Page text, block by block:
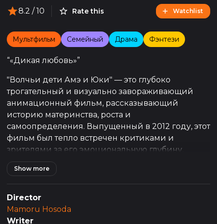
8.2 / 10 Rate this Watchlist
Мультфильм Семейный Драма Фэнтези
“«Дикая любовь»”
"Волчьи дети Амэ и Юки" — это глубоко
трогательный и визуально завораживающий
анимационный фильм, рассказывающий
историю материнства, роста и
самоопределения. Выпущенный в 2012 году, этот
фильм был тепло встречен критиками и
зрителями за его эмоциональную глубину,
выразительную анимацию и умение затрагивать
актуальные темы.
Сюжет фильма сосредотачивается на молодой
женщине по имени Хана, которая влюбляется в
человека-волка. Из их союза рождаются двое
Show more
Director
Mamoru Hosoda
Writer